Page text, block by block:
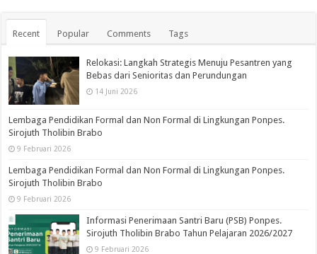
Recent Popular Comments Tags
Relokasi: Langkah Strategis Menuju Pesantren yang
Bebas dari Senioritas dan Perundungan
14 Juni 2026
Lembaga Pendidikan Formal dan Non Formal di Lingkungan Ponpes.
Sirojuth Tholibin Brabo
9 Februari 2026
Lembaga Pendidikan Formal dan Non Formal di Lingkungan Ponpes.
Sirojuth Tholibin Brabo
9 Februari 2026
Informasi Penerimaan Santri Baru (PSB) Ponpes.
Sirojuth Tholibin Brabo Tahun Pelajaran 2026/2027
9 Februari 2026